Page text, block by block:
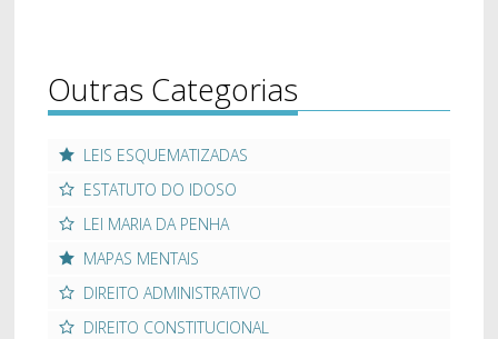
Outras Categorias
LEIS ESQUEMATIZADAS
ESTATUTO DO IDOSO
LEI MARIA DA PENHA
MAPAS MENTAIS
DIREITO ADMINISTRATIVO
DIREITO CONSTITUCIONAL